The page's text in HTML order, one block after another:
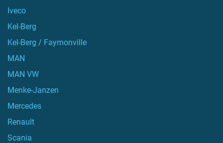
Iveco
Kel-Berg
Kel-Berg / Faymonville
MAN
MAN VW
Menke-Janzen
Mercedes
Renault
Scania